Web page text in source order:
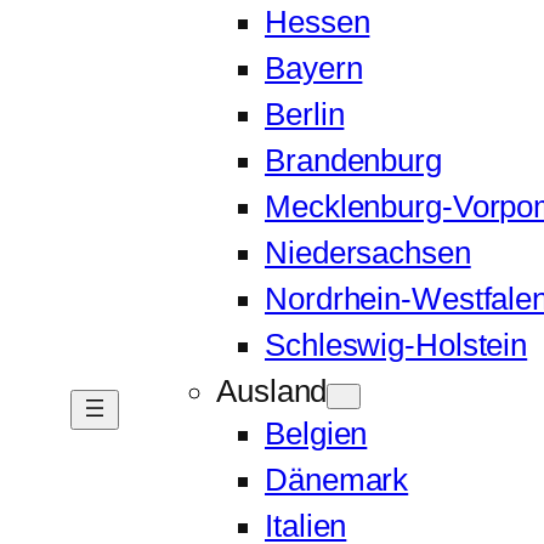
Hessen
Bayern
Berlin
Brandenburg
Mecklenburg-
Niedersachsen
Nordrhein-
Schleswig-Holstein
Ausland
Belgien
Dänemark
Italien